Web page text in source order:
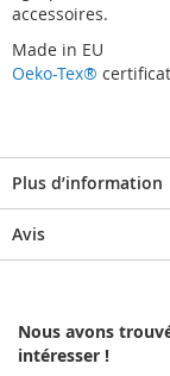
accessoires.
Made in EU
Oeko-Tex®
Plus d’information
Avis
Nous avons
intéresser !